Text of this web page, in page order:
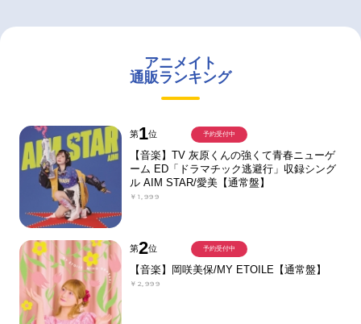
アニメイト
通販ランキング
第1位
【音楽】TV 灰原くんの強くて青春ニューゲ
ーム ED「ドラマチック逃避行」収録シング
ル AIM STAR/愛美【通常盤】
￥1,999
予約受付中
第2位
【音楽】岡咲美保/MY ETOILE【通常盤】
￥2,999
予約受付中